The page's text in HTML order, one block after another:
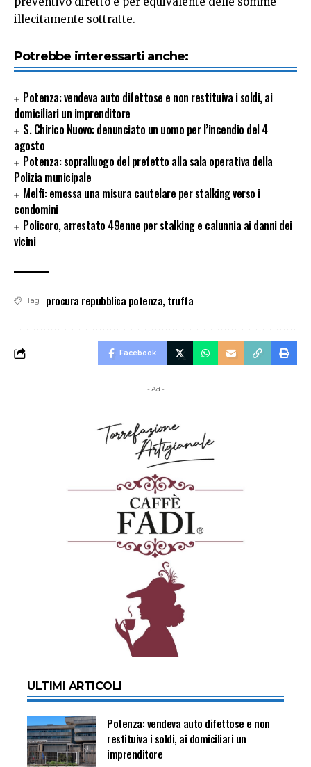
illecitamente sottratte.
Potrebbe interessarti anche:
Potenza: vendeva auto difettose e non restituiva i soldi, ai
domiciliari un imprenditore
S. Chirico Nuovo: denunciato un uomo per l’incendio del 4
agosto
Potenza: sopralluogo del prefetto alla sala operativa della
Polizia municipale
Melfi: emessa una misura cautelare per stalking verso i
condomini
Policoro, arrestato 49enne per stalking e calunnia ai danni dei
vicini
Tag procura repubblica potenza, truffa
Facebook
- Ad -
ULTIMI ARTICOLI
Potenza: vendeva auto difettose e non
restituiva i soldi, ai domiciliari un
imprenditore